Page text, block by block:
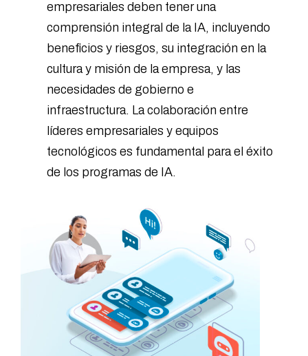
empresariales deben tener una
comprensión integral de la IA, incluyendo
beneficios y riesgos, su integración en la
cultura y misión de la empresa, y las
necesidades de gobierno e
infraestructura. La colaboración entre
líderes empresariales y equipos
tecnológicos es fundamental para el éxito
de los programas de IA.